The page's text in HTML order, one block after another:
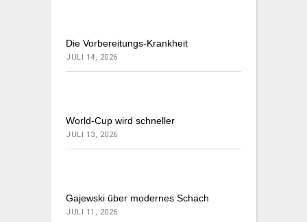
Die Vorbereitungs-Krankheit
JULI 14, 2026
World-Cup wird schneller
JULI 13, 2026
Gajewski über modernes Schach
JULI 11, 2026